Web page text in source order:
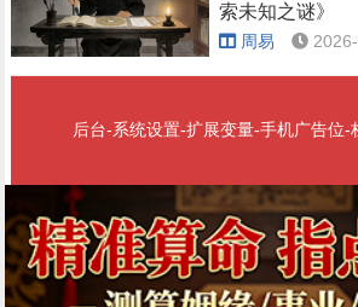
索未知之谜》
周易
后台-系统设置-扩展变量-手机广告位-